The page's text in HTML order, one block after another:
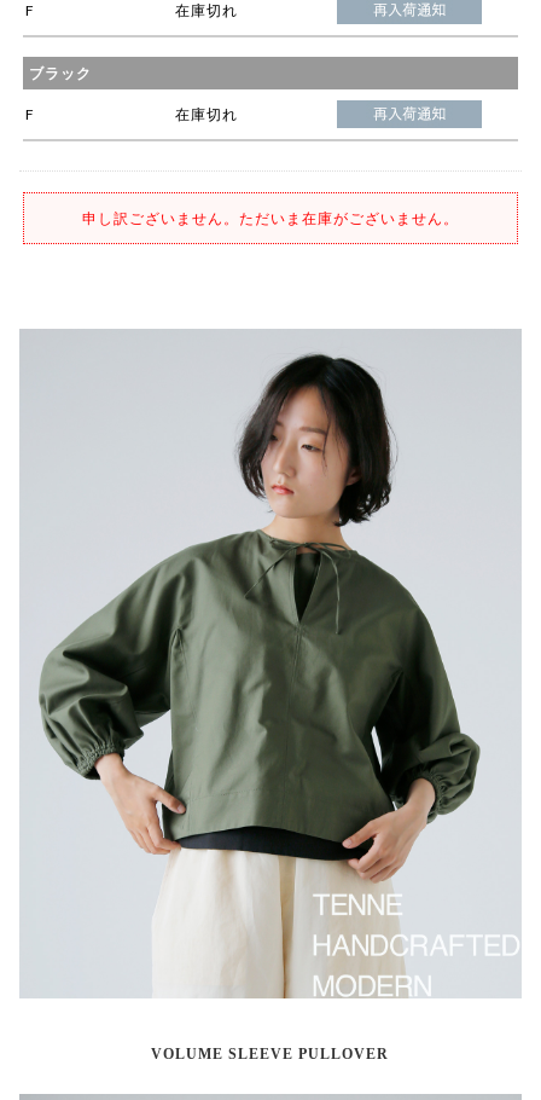
F 在庫切れ
ブラック
F 在庫切れ
申し訳ございません。ただいま在庫がございません。
VOLUME SLEEVE PULLOVER